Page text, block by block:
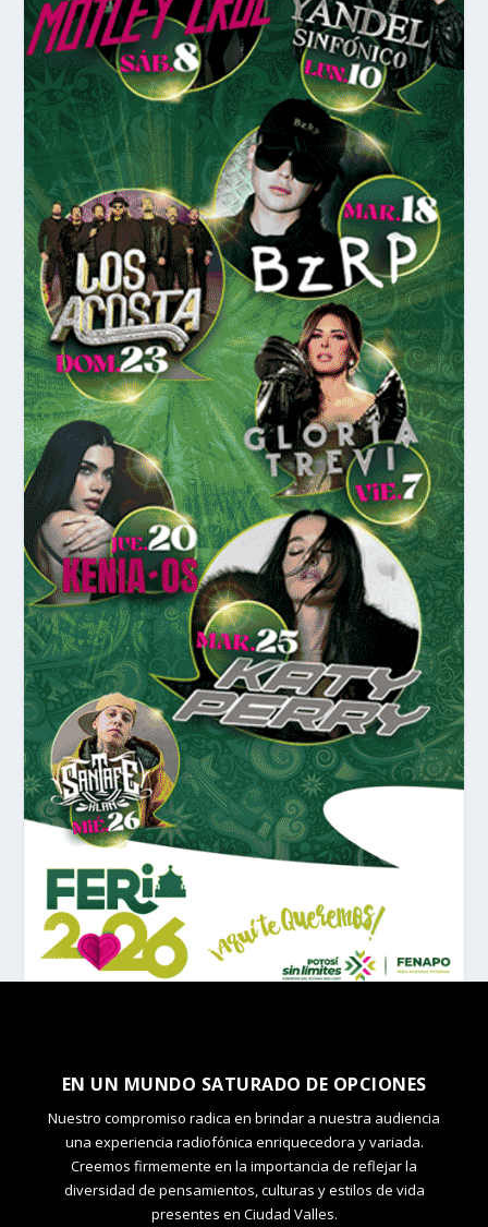
EN UN MUNDO SATURADO DE OPCIONES
Nuestro compromiso radica en brindar a nuestra audiencia
una experiencia radiofónica enriquecedora y variada.
Creemos firmemente en la importancia de reflejar la
diversidad de pensamientos, culturas y estilos de vida
presentes en Ciudad Valles.